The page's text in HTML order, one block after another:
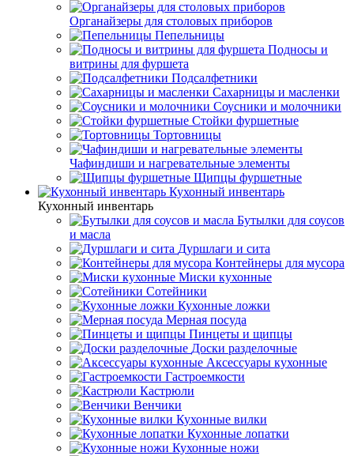
Органайзеры для столовых приборов
Пепельницы
Подносы и
витрины для фуршета
Подсалфетники
Сахарницы и масленки
Соусники и молочники
Стойки фуршетные
Тортовницы
Чафиндиши и нагревательные элементы
Щипцы фуршетные
Кухонный инвентарь
Кухонный инвентарь
Бутылки для соусов
и масла
Дуршлаги и сита
Контейнеры для мусора
Миски кухонные
Сотейники
Кухонные ложки
Мерная посуда
Пинцеты и щипцы
Доски разделочные
Аксессуары кухонные
Гастроемкости
Кастрюли
Венчики
Кухонные вилки
Кухонные лопатки
Кухонные ножи